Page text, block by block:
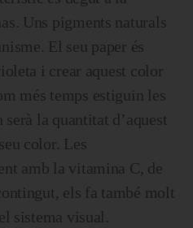
Uns pigments naturals
El seu paper és
i crear aquest color
més temps estiguin les
la quantitat d’aquest
color. Les
amb la vitamina C, de
els fa també molt
sistema visual.